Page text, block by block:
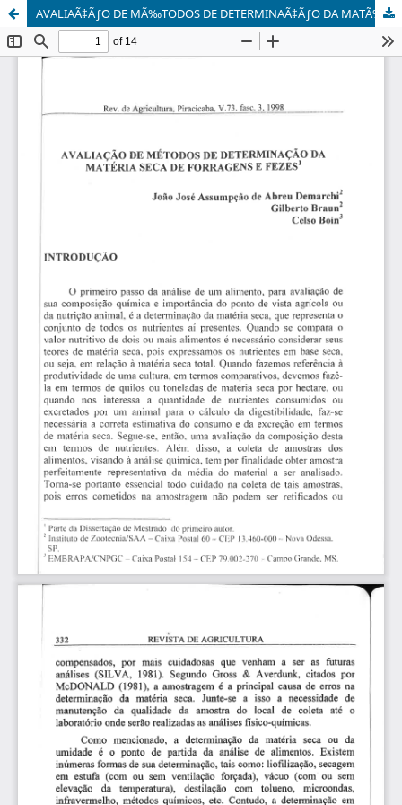
AVALIAÃ‡ÃƒO DE MÃ‰TODOS DE DETERMINAÃ‡ÃƒO DA MATÃ‰RIA SECA DE FORRAGENS E FEZES